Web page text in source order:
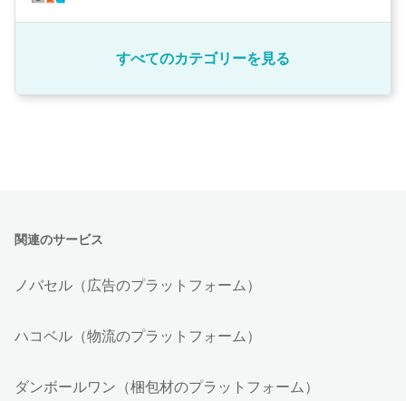
すべてのカテゴリーを見る
関連のサービス
ノバセル（広告のプラットフォーム）
ハコベル（物流のプラットフォーム）
ダンボールワン（梱包材のプラットフォーム）